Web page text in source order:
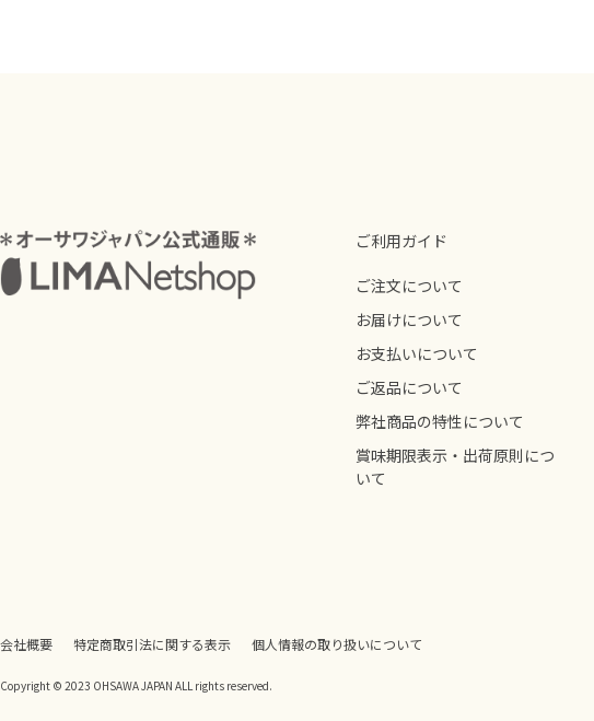
ご利用ガイド
ご注文について
お届けについて
お支払いについて
ご返品について
弊社商品の特性について
賞味期限表示・出荷原則につ
いて
会社概要 特定商取引法に関する表示 個人情報の取り扱いについて
Copyright © 2023 OHSAWA JAPAN ALL rights reserved.